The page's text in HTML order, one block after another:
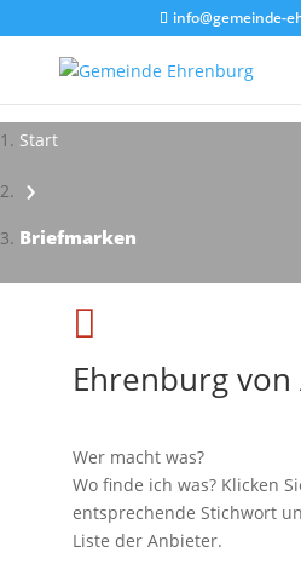
info@gemeinde-
Start
›
Briefmarken

Ehrenburg von
Wer macht was?
Wo finde ich was? Klicken
entsprechende Stichwort
Liste der Anbieter.